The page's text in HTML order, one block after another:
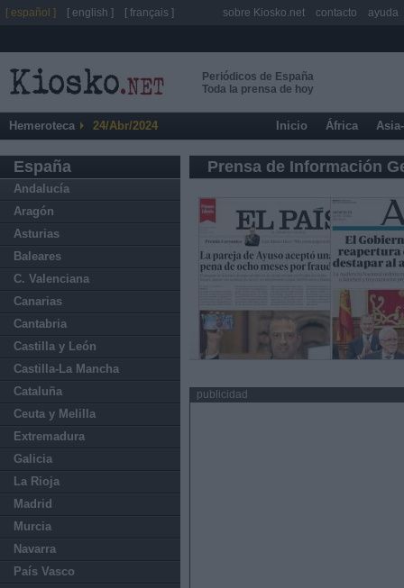
Periódicos de España
Toda la prensa de hoy
Hemeroteca 24/Abr/2024 Inicio África
España
Andalucía
Aragón
Asturias
Baleares
C. Valenciana
Canarias
Cantabria
Castilla y León
Castilla-La Mancha
Cataluña
Ceuta y Melilla
Extremadura
Galicia
La Rioja
Madrid
Murcia
Navarra
País Vasco
Prensa de Información
publicidad
[ español ] [ english ] [ français ] sobre Kiosko.net contacto ayuda